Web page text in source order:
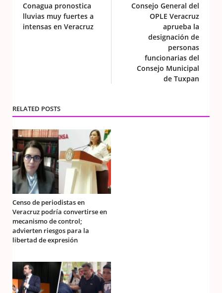
Conagua pronostica
lluvias muy fuertes a
intensas en Veracruz
Consejo General del
OPLE Veracruz
aprueba la
designación de
personas
funcionarias del
Consejo Municipal
de Tuxpan
RELATED POSTS
Censo de periodistas en
Veracruz podría convertirse en
mecanismo de control;
advierten riesgos para la
libertad de expresión